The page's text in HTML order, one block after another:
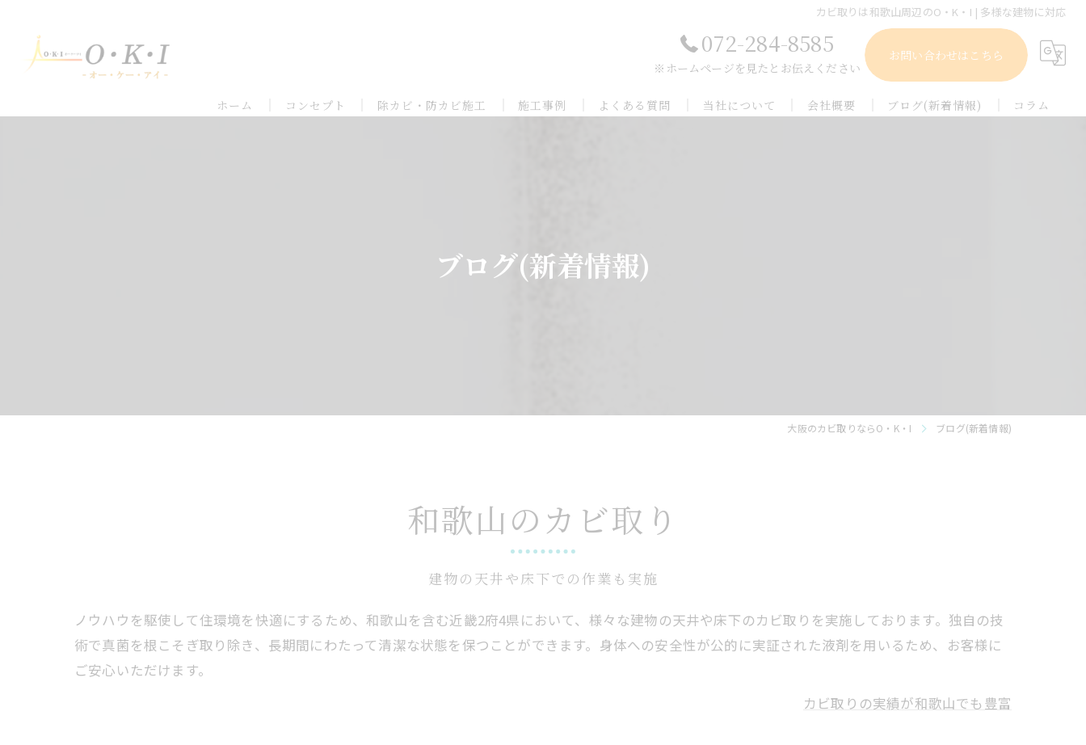
カビ取りは和歌山周辺のO・K・I | 多様な建物に対応
072-284-8585
※ホームページを見たとお伝えください
お問い合わせはこちら
ホーム コンセプト 除カビ・防カビ施工 施工事例 よくある質問 当社について 会社概要 ブログ(新着情報) コラム
ブログ(新着情報)
大阪のカビ取りならO・K・I ブログ(新着情報)
和歌山のカビ取り
建物の天井や床下での作業も実施
ノウハウを駆使して住環境を快適にするため、和歌山を含む近畿2府4県において、様々な建物の天井や床下のカビ取りを実施しております。独自の技
術で真菌を根こそぎ取り除き、長期間にわたって清潔な状態を保つことができます。身体への安全性が公的に実証された液剤を用いるため、お客様に
ご安心いただけます。
カビ取りの実績が和歌山でも豊富